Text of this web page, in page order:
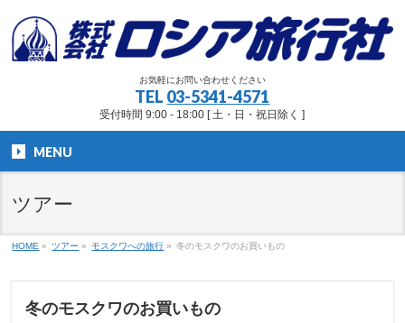
お気軽にお問い合わせください
TEL 03-5341-4571
受付時間 9:00 - 18:00 [ 土・日・祝日除く ]
MENU
ツアー
HOME » ツアー » モスクワへの旅行 » 冬のモスクワのお買いもの
冬のモスクワのお買いもの